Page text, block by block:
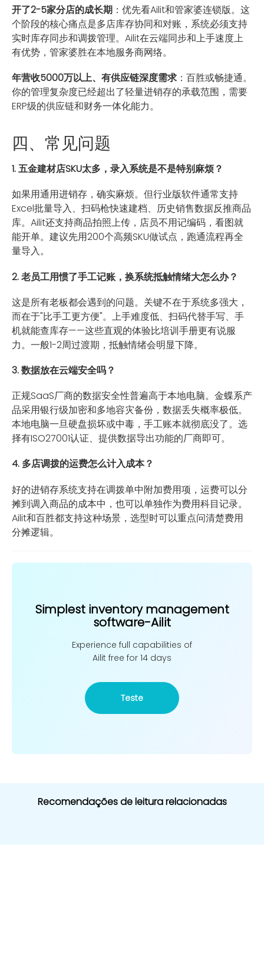
开了2-5家分店的成长期 ：优先看Ailit和管家婆连锁版。这
个阶段的核心痛点是多店库存协同和对账，系统必须支持
实时库存同步和调拨管理。Ailit在云端同步和上手速度上
有优势，管家婆胜在本地服务商网络。
年营收5000万以上、有供应链深度需求 ：百胜或畅捷通。
你的管理复杂度已经超出了轻量进销存的承载范围，需要
ERP级的供应链和财务一体化能力。
四、常见问题
1. 五金建材店SKU太多，录入系统是不是特别麻烦？
如果用通用进销存，确实麻烦。但行业版软件通常支持
Excel批量导入、扫码枪快速建档、历史销售数据反推商品
库。Ailit还支持商品拍照上传，店员不用记编码，看图就
能开单。建议先用200个高频SKU做试点，跑通流程再全
量导入。
2. 老员工用惯了手工记账，换系统抵触情绪大怎么办？
这是所有老板都会遇到的问题。关键不在于系统多强大，
而在于"比手工更方便"。上手难度低、扫码代替手写、手
机就能查库存——这些直观的体验比培训手册更有说服
力。一般1-2周过渡期，抵触情绪会明显下降。
3. 数据放在云端安全吗？
正规SaaS厂商的数据安全性普遍高于本地电脑。金蝶系产
品采用银行级加密和多地容灾备份，数据丢失概率极低。
本地电脑一旦硬盘损坏或中毒，手工账本就彻底没了。选
择有ISO27001认证、提供数据导出功能的厂商即可。
4. 多店调拨的运费怎么计入成本？
好的进销存系统支持在调拨单中附加费用项，运费可以分
摊到调入商品的成本中，也可以单独作为费用科目记录。
Ailit和百胜都支持这种场景，选型时可以重点问清楚费用
分摊逻辑。
Simplest inventory management
software-Ailit
Experience full capabilities of
Ailit free for 14 days
Teste
Recomendações de leitura relacionadas